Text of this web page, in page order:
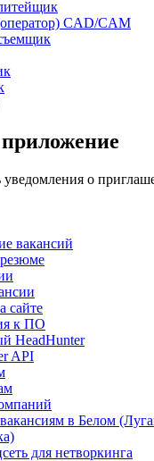
CAD/CAM
уведомления о
вакансий
сайте
к ПО
HeadHunter
API
в Белом
для нетворкинга